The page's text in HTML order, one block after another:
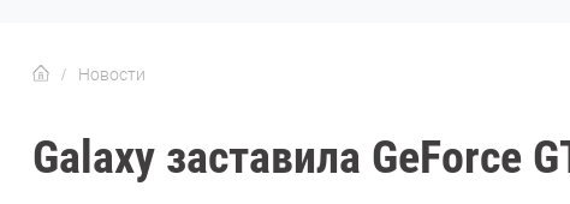
Новости
Galaxy заставила GeForce